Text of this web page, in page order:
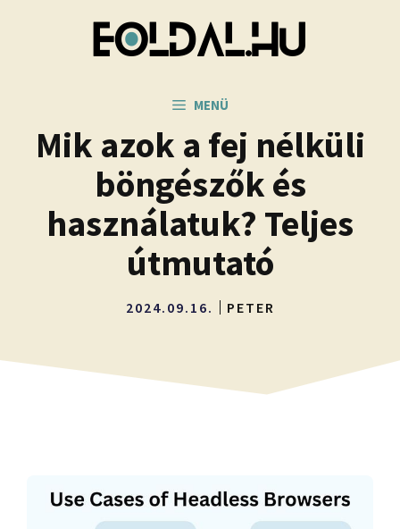
MENÜ
Mik azok a fej nélküli
böngészők és
használatuk? Teljes
útmutató
2024.09.16. PETER